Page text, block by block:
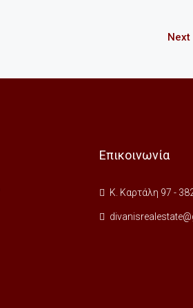
Next
Επικοινωνία
Κ. Καρτάλη 97 -